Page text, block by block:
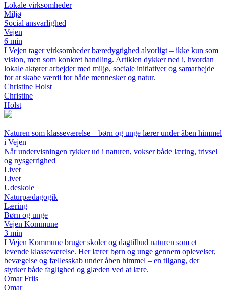
Lokale virksomheder
Miljø
Social ansvarlighed
Vejen
6 min
I Vejen tager virksomheder bæredygtighed alvorligt – ikke kun som
vision, men som konkret handling. Artiklen dykker ned i, hvordan
lokale aktører arbejder med miljø, sociale initiativer og samarbejde
for at skabe værdi for både mennesker og natur.
Christine Holst
Christine
Holst
Naturen som klasseværelse – børn og unge lærer under åben himmel
i Vejen
Når undervisningen rykker ud i naturen, vokser både læring, trivsel
og nysgerrighed
Livet
Livet
Udeskole
Naturpædagogik
Læring
Børn og unge
Vejen Kommune
3 min
I Vejen Kommune bruger skoler og dagtilbud naturen som et
levende klasseværelse. Her lærer børn og unge gennem oplevelser,
bevægelse og fællesskab under åben himmel – en tilgang, der
styrker både faglighed og glæden ved at lære.
Omar Friis
Omar